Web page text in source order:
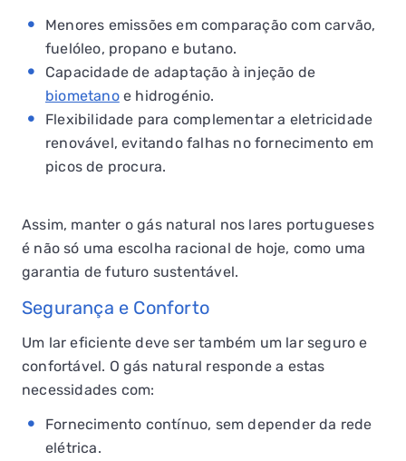
Menores emissões em comparação com carvão,
fuelóleo, propano e butano.
Capacidade de adaptação à injeção de
biometanoe hidrogénio.
Flexibilidade para complementar a eletricidade
renovável, evitando falhas no fornecimento em
picos de procura.
Assim, manter o gás natural nos lares portugueses
é não só uma escolha racional de hoje, como uma
garantia de futuro sustentável.
Segurança e Conforto
Um lar eficiente deve ser também um lar seguro e
confortável. O gás natural responde a estas
necessidades com:
Fornecimento contínuo, sem depender da rede
elétrica.